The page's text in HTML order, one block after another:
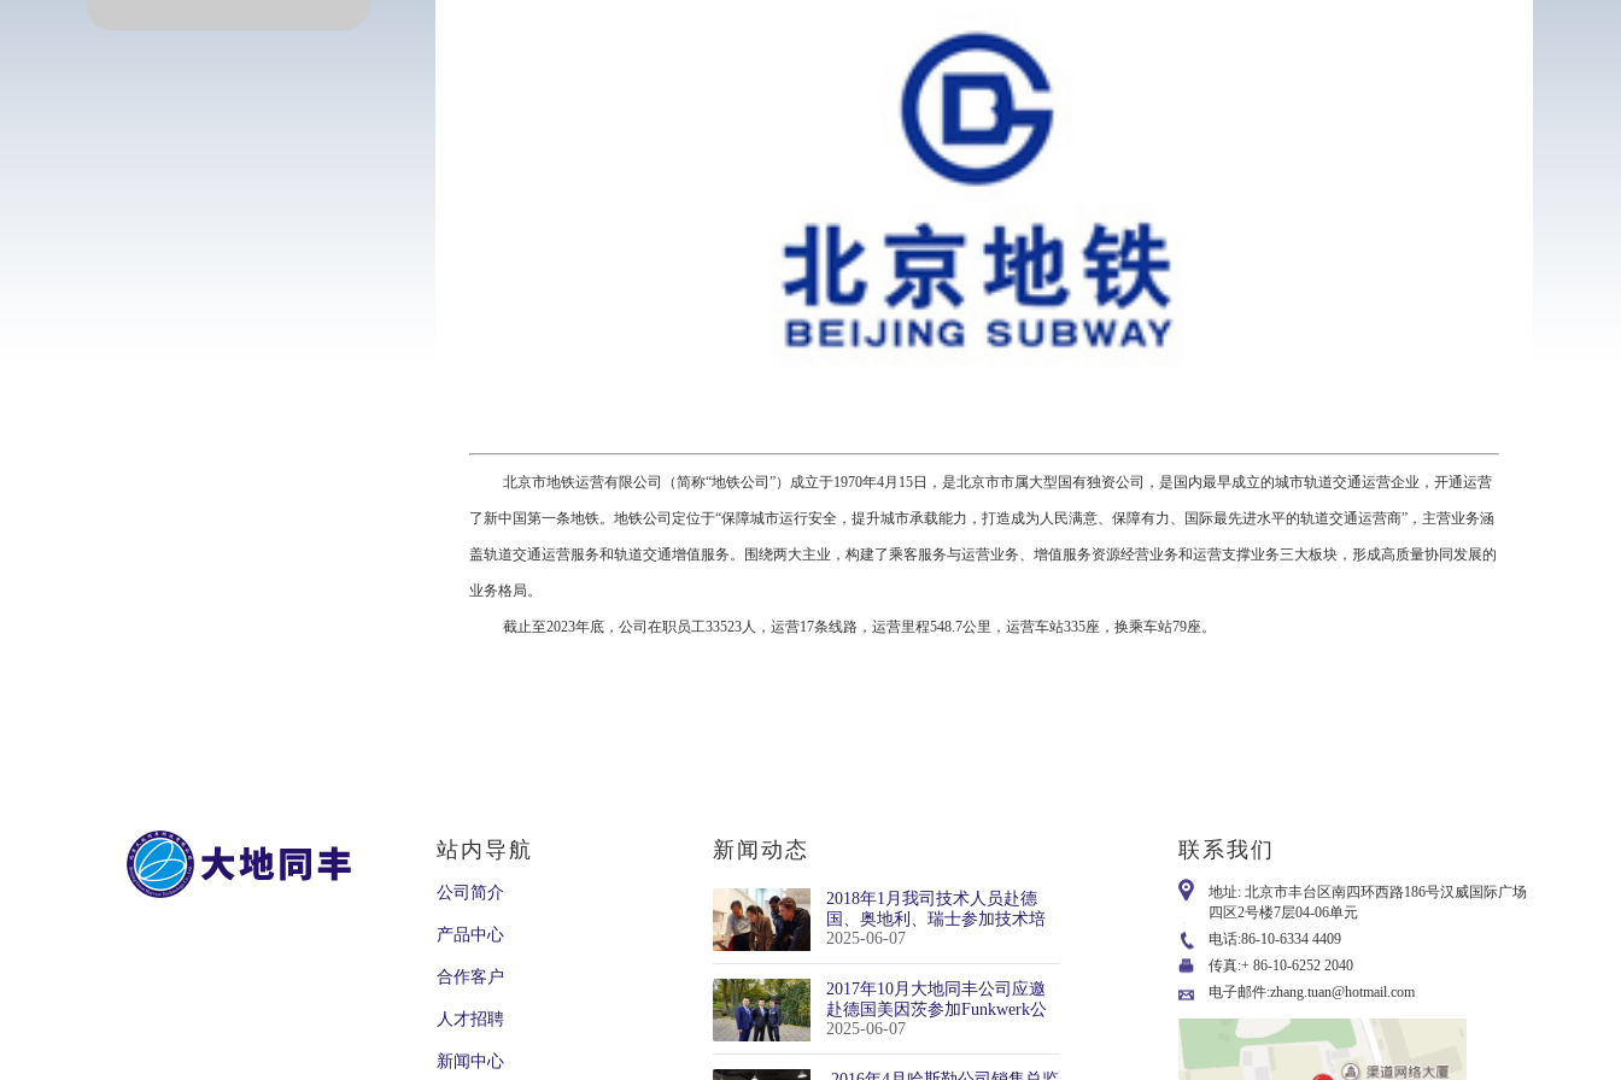
北京市地铁运营有限公司（简称“地铁公司”）成立于1970年4月15日，是北京市市属大型国有独资公司，是国内最早成立的城市轨道交通运营企业，开通运营
了新中国第一条地铁。地铁公司定位于“保障城市运行安全，提升城市承载能力，打造成为人民满意、保障有力、国际最先进水平的轨道交通运营商”，主营业务涵
盖轨道交通运营服务和轨道交通增值服务。围绕两大主业，构建了乘客服务与运营业务、增值服务资源经营业务和运营支撑业务三大板块，形成高质量协同发展的
业务格局。
截止至2023年底，公司在职员工33523人，运营17条线路，运营里程548.7公里，运营车站335座，换乘车站79座。
站内导航
公司简介
产品中心
合作客户
人才招聘
新闻中心
新闻动态
2018年1月我司技术人员赴德
国、奥地利、瑞士参加技术培
训
2025-06-07
2017年10月大地同丰公司应邀
赴德国美因茨参加Funkwerk公
司举行的国际销售双年会
2025-06-07
联系我们
地址: 北京市丰台区南四环西路186号汉威国际广场
四区2号楼7层04-06单元
电话:86-10-6334 4409
传真:+ 86-10-6252 2040
电子邮件:zhang.tuan@hotmail.com